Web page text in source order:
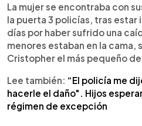
La mujer se encontraba con
la puerta 3 policías, tras
días por haber sufrido una
menores estaban en la cama,
Cristopher el más pequeño
Lee también: “El policía me
hacerle el daño". Hijos
régimen de excepción